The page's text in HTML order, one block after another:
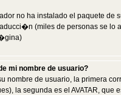
no ha instalado el paquete
(miles de personas se
mi nombre de usuario?
nombre de usuario, la primera
la segunda es el AVATAR,